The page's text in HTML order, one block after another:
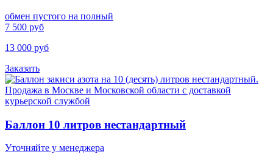
обмен пустого на полный
7 500 руб
13 000 руб
Заказать
Баллон 10 литров нестандартный
Уточняйте у менеджера